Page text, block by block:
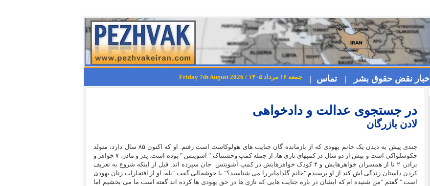
اخبار نقض حقوق بشر | تماس | جمعه ۱۶ مرداد ۱۴۰۵ / Friday 7th August 2026
در جستجوی عدالت و دادخواهی
لادن بازرگان
چندی پیش به دیدن یک خانم یهودی که از بازمانده گان جنایت های هولوکاست است رفتم. او که اکنون ۸۵ سال دارد، متولد
چکوسلواکی است و بیش از دو سال در کمپهای نازی ها، از جمله کمپ وحشتناک " آشویتس " بوده است. پدر و مادر، ۷ خواهر و
برادر، ۲ تا از همسران خواهرهایش و ۴ کودک خواهرهایش در کمپ آشویتس
جان سپرده اند. قبل از اینکه شروع به تعریف
کردن داستان زندگی اش کند از او پرسیدم "خانم گلدامایر را می شناسید؟" با خوشحالی گفت "بله، او از افتخارات زنان یهودی
است." گفتم "من شنیده ام که ایشان در باره جنایت هایی که نازی ها در حق یهودی ها کرده اند گفته است ما می بخشیم اما